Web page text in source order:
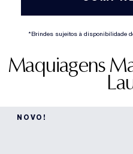
*Brindes sujeitos à disponibilidade
Maquiagens
NOVO!